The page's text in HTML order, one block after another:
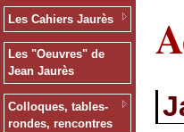
Les Cahiers Jaurès
Les "Oeuvres" de
Jean Jaurès
Colloques, tables-
rondes, rencontres